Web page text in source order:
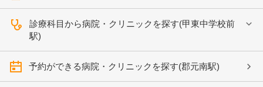
診療科目から病院・クリニックを探す(甲東中学校前
駅)
予約ができる病院・クリニックを探す(郡元南駅)